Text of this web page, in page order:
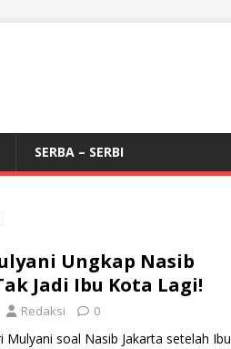
SERBA – SERBI
Ungkap Nasib
Jadi Ibu Kota Lagi!
Redaksi 0
Mulyani soal Nasib Jakarta setelah Ibu